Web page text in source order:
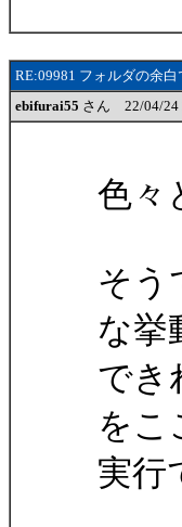
RE:09981 フォルダの余
ebifurai55 さん 22/04/24
色々
そう
な挙
でき
をこ
実行